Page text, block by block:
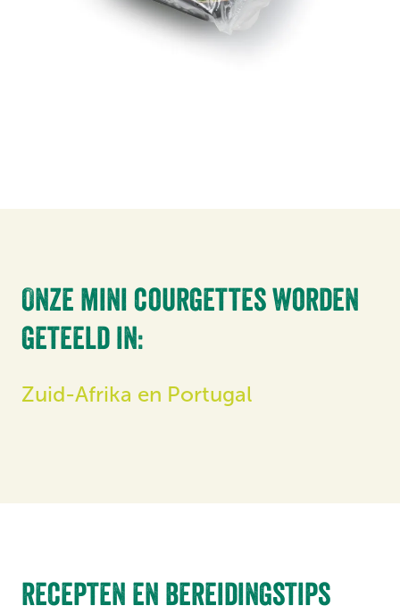
Onze mini courgettes worden
geteeld in:
Zuid-Afrika en Portugal
recepten en bereidingstips